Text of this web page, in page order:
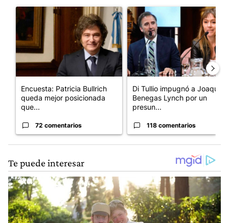
Un artículo de tendencia con el título "Encuesta: Patricia
Encuesta: Patricia Bullrich
queda mejor posicionada
que...
72 comentarios
Un artículo de tendencia con
Di Tullio impugnó a Joaquín
Benegas Lynch por un
presun...
118 comentarios